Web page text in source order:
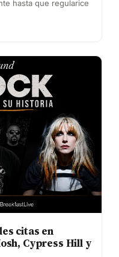
hasta que regularice
citas en
Cypress Hill y